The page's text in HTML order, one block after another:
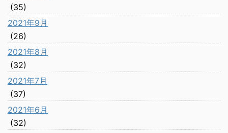
(35)
2021年9月
(26)
2021年8月
(32)
2021年7月
(37)
2021年6月
(32)